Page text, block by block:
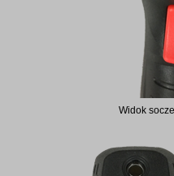
Widok